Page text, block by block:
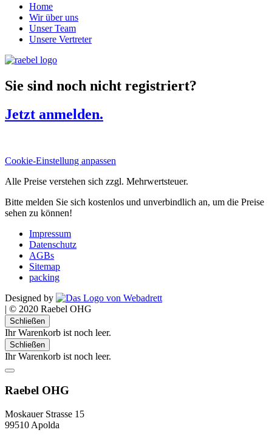
Home
Wir über uns
Unser Team
Unsere Vertreter
Sie sind noch nicht registriert?
Jetzt anmelden.
Cookie-Einstellung anpassen
Alle Preise verstehen sich zzgl. Mehrwertsteuer.
Bitte melden Sie sich kostenlos und unverbindlich an, um die Preise
sehen zu können!
Impressum
Datenschutz
AGBs
Sitemap
packing
Designed by
| © 2020 Raebel OHG
Schließen
Ihr Warenkorb ist noch leer.
Schließen
Ihr Warenkorb ist noch leer.
Raebel OHG
Moskauer Strasse 15
99510 Apolda